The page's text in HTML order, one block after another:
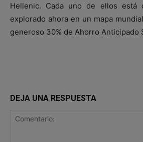
Hellenic. Cada uno de ellos está
explorado ahora en un mapa
generoso 30% de Ahorro Anticipado
DEJA UNA RESPUESTA